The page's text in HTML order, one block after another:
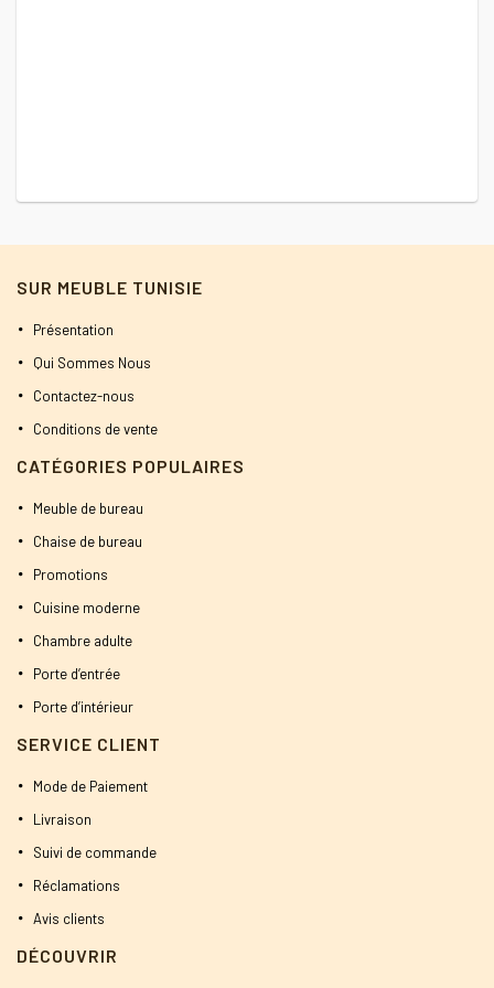
SUR MEUBLE TUNISIE
Présentation
Qui Sommes Nous
Contactez-nous
Conditions de vente
CATÉGORIES POPULAIRES
Meuble de bureau
Chaise de bureau
Promotions
Cuisine moderne
Chambre adulte
Porte d’entrée
Porte d’intérieur
SERVICE CLIENT
Mode de Paiement
Livraison
Suivi de commande
Réclamations
Avis clients
DÉCOUVRIR